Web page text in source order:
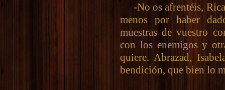
-No os afrentéis,
menos por haber
muestras de vuestro
con los enemigos y
quiere. Abrazad,
bendición, que bien lo